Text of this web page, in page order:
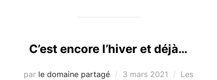
C’est encore l’hiver et déjà…
par le domaine partagé
Publié
3 mars 2021
Les